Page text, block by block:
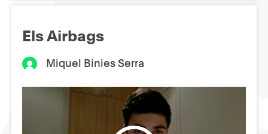
Els Airbags
Miquel Binies Serra